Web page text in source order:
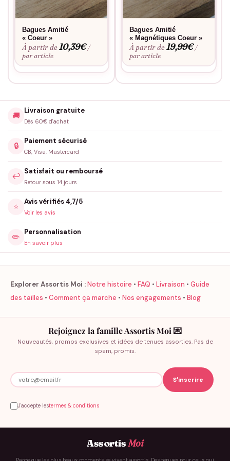
Bagues Amitié
« Coeur »
À partir de10,39€ /
par article
Bagues Amitié
« Magnétiques Coeur »
À partir de19,99€ /
par article
🚚
Livraison gratuite
Dès 60€ d'achat
🔒
Paiement sécurisé
CB, Visa, Mastercard
↩️
Satisfait ou remboursé
Retour sous 14 jours
⭐
Avis vérifiés 4,7/5
Voir les avis
✏️
Personnalisation
En savoir plus
Explorer Assortis Moi :Notre histoire • FAQ • Livraison • Guide
des tailles • Comment ça marche • Nos engagements • Blog
Rejoignez la famille Assortis Moi 💌
Nouveautés, promos exclusives et idées de tenues assorties. Pas de
spam, promis.
J'accepte lestermes & conditions
AssortisMoi